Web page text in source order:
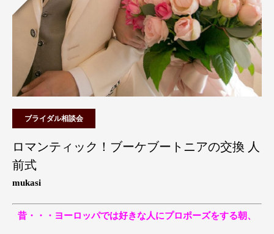
ブライダル相談会
ロマンティック！ブーケブートニアの交換 人
前式
mukasi
昔・・・ヨーロッパでは好きな人にプロポーズをする朝、